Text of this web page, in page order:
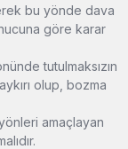
bu yönde dava
göre karar
tutulmaksızın
olup, bozma
amaçlayan